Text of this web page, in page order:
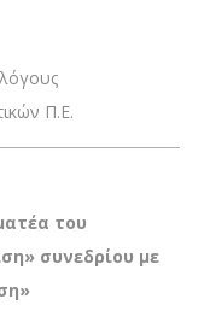
Π.Ε.
του
συνεδρίου με